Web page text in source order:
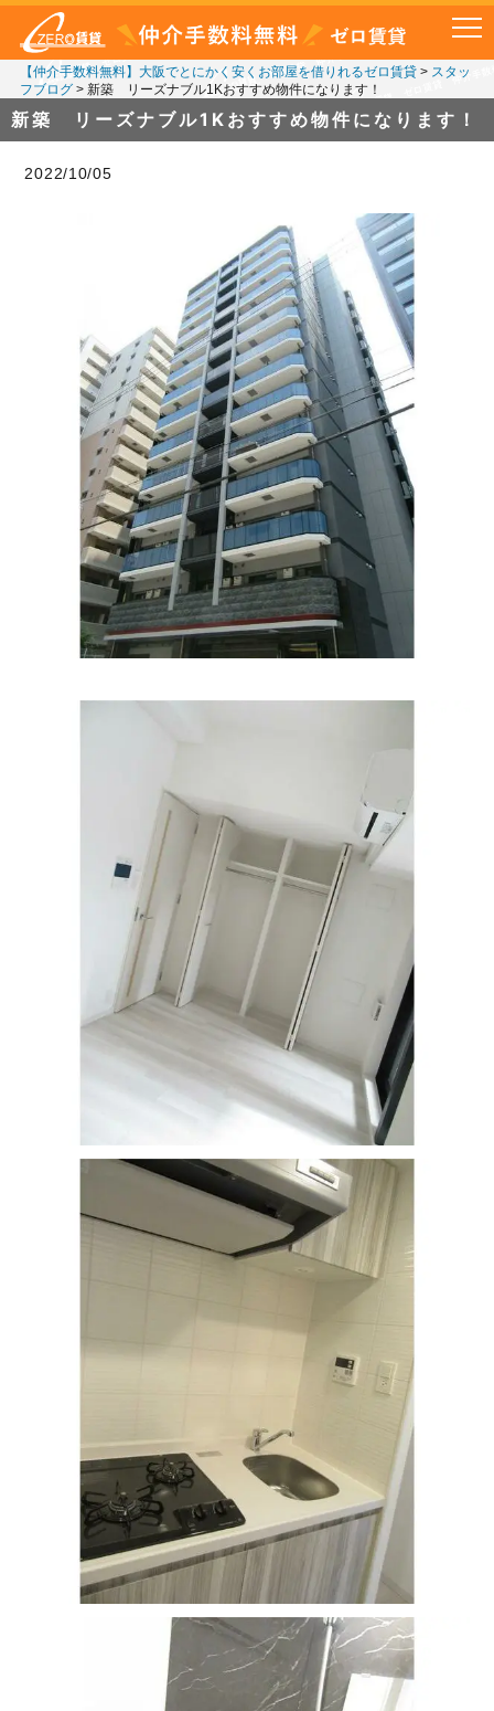
【仲介手数料無料】大阪でとにかく安くお部屋を借りれるゼロ賃貸> スタッ
フブログ> 新築 リーズナブル1Kおすすめ物件になります！
新築 リーズナブル1Kおすすめ物件になります！
2022/10/05